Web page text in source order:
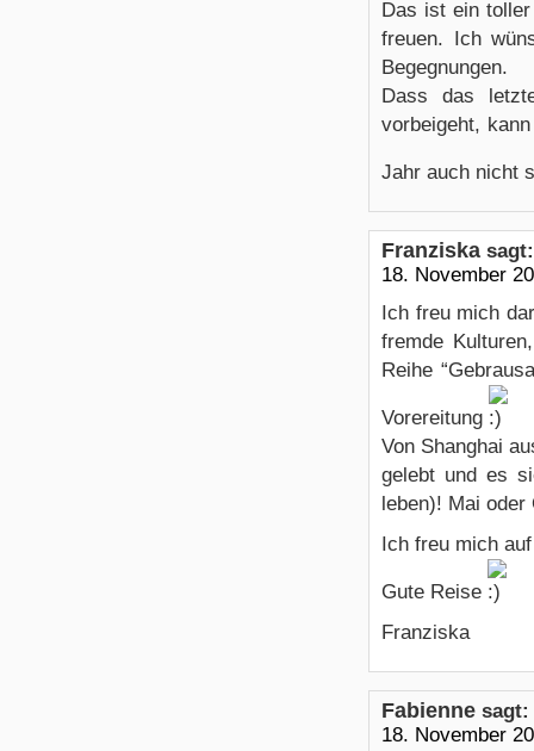
Das ist ein
freuen. Ich
Begegnungen.
Dass das
vorbeigeht,
Jahr auch nicht
Franziska sagt:
18. November
Ich freu mich
fremde
Reihe
Vorereitung
Von Shanghai
gelebt und es
leben)! Mai
Ich freu mich
Gute Reise
Franziska
Fabienne sagt:
18. November